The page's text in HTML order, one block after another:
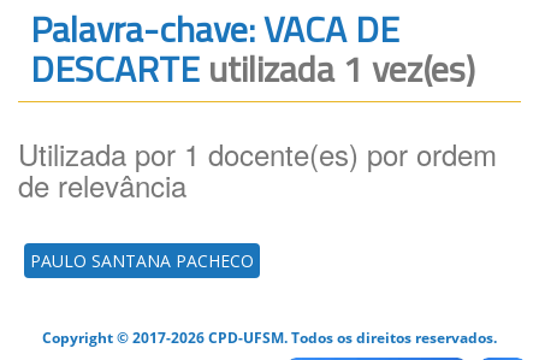
Legislação
Canais
Palavra-chave: VACA DE
DESCARTEutilizada 1 vez(es)
Utilizada por 1 docente(es) por ordem
de relevância
PAULO SANTANA PACHECO
Copyright © 2017-2026 CPD-UFSM. Todos os direitos reservados.